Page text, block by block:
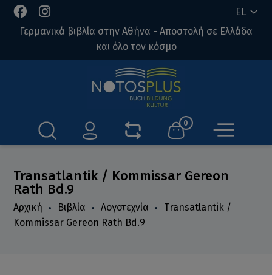
EL
Γερμανικά βιβλία στην Αθήνα - Αποστολή σε Ελλάδα
και όλο τον κόσμο
0
Transatlantik / Kommissar Gereon
Rath Bd.9
Αρχική Βιβλία Λογοτεχνία
Transatlantik /
Kommissar Gereon Rath Bd.9